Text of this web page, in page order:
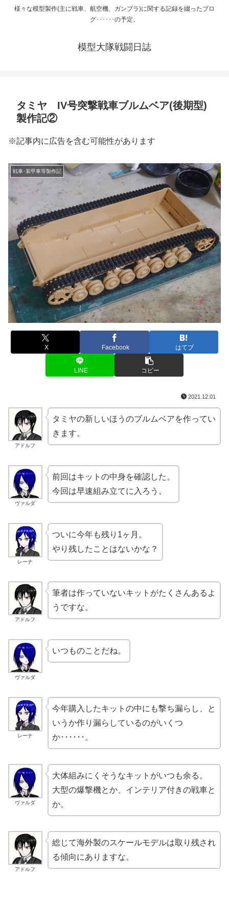
様々な模型製作(主に戦車、航空機、ガンプラ)に関する記録を綴ったブロ
グ･･････の予定。
模型大隊戦闘日誌
タミヤ IV号突撃戦車ブルムベア(後期型)
製作記②
※記事内に広告を含む可能性があります
戦車･装甲車等製作記
X Facebook はてブ
LINE コピー
2021.12.01
アドルフ
タミヤの新しいほうのブルムベアを作ってい
きます。
ヴァルダ
前回はキットの中身を確認した。
今回は早速組み立てに入ろう。
レーナ
ついに今年も残り1ヶ月。
やり残したことはないかな？
アドルフ
筆者は作っていないキットがたくさんあるよ
うですな。
ヴァルダ
いつものことだね。
レーナ
今年購入したキットの中にも撃ち漏らし、と
いうか作り漏らしているのがいくつ
か･･････。
ヴァルダ
大体組みにくそうなキットがいつも余る。
大型の爆撃機とか、インテリア付きの戦車と
か。
アドルフ
総じて海外製のスケールモデルは取り残され
る傾向にありますな。